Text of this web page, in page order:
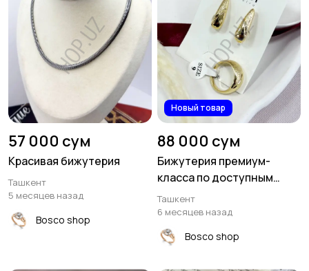
57 000 сум
Красивая бижутерия
Ташкент
5 месяцев назад
Bosco shop
Новый товар
88 000 сум
Бижутерия премиум-
класса по доступным
ценам
Ташкент
6 месяцев назад
Bosco shop